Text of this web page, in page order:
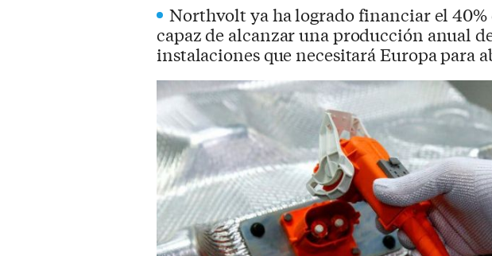
Northvolt ya ha logrado financiar el 40%
capaz de alcanzar una producción anual
instalaciones que necesitará Europa para